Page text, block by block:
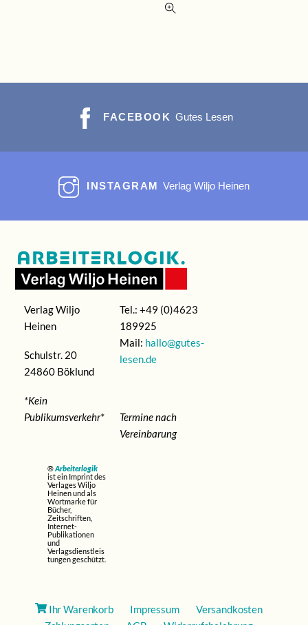
FACEBOOK Gutes Lesen
INSTAGRAM Verlag Wiljo Heinen
Verlag Wiljo
Heinen
Schulstr. 20
24860 Böklund
*Kein
Publikumsverkehr*
Tel.: +49 (0)4623
189925
Mail: hallo@gutes-
lesen.de
Termine nach
Vereinbarung
®Arbeiterlogik
ist ein Imprint des
Verlages Wiljo
Heinen und als
Wortmarke für
Bücher,
Zeitschriften,
Internet-
Publikationen
und
Verlagsdienstleis
tungen geschützt.
Ihr Warenkorb Impressum
Versandkosten